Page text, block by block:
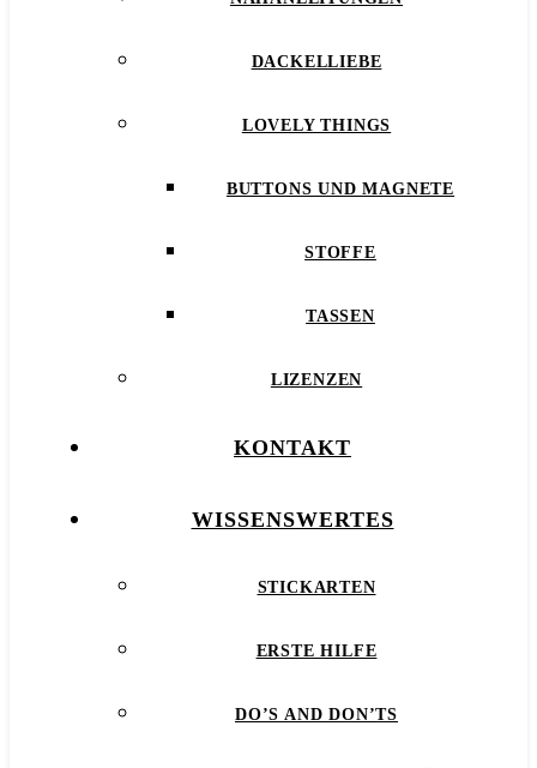
DACKELLIEBE
LOVELY THINGS
BUTTONS UND MAGNETE
STOFFE
TASSEN
LIZENZEN
KONTAKT
WISSENSWERTES
STICKARTEN
ERSTE HILFE
DO’S AND DON’TS